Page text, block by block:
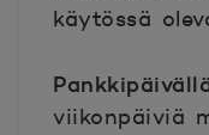
käytössä
viikonpäiviä